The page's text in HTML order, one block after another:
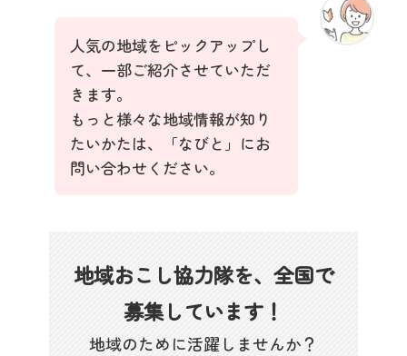
人気の地域をピックアップし
て、一部ご紹介させていただ
きます。
もっと様々な地域情報が知り
たいかたは、「なびと」にお
問い合わせください。
地域おこし協力隊を、全国で
募集しています！
地域のために活躍しませんか？